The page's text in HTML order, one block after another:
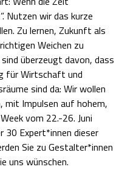
Nutzen wir das kurze
Zu lernen, Zukunft als
Weichen zu
überzeugt davon, dass
für Wirtschaft und
sind da: Wir wollen
mit Impulsen auf hohem,
vom 22.-26. Juni
Expert*innen dieser
Sie zu Gestalter*innen
uns wünschen.